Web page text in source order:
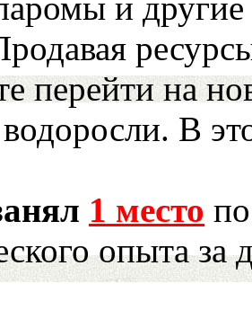
перейти на
В
1 место
опыта за